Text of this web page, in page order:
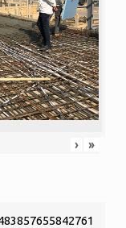
› »